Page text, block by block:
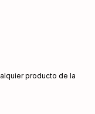
producto de la